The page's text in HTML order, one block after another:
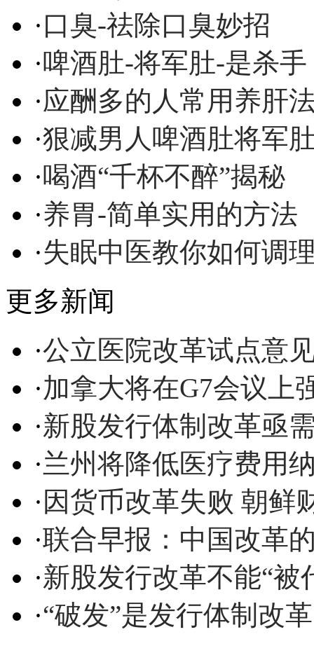
·口臭-祛除口臭妙招
·啤酒肚-将军肚-是杀手
·应酬多的人常用养肝
·狠减男人啤酒肚将军
·喝酒“千杯不醉”揭秘
·养胃-简单实用的方法
·失眠中医教你如何调
更多新闻
·公立医院改革试点意
·加拿大将在G7会议上
·新股发行体制改革亟
·兰州将降低医疗费用
· 因货币改革失败 朝鲜
·联合早报：中国改革
·新股发行改革不能“被
·“破发”是发行体制改